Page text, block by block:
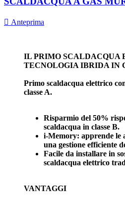
 Anteprima
IL PRIMO SCALDACQUA
TECNOLOGIA IBRIDA IN
Primo scaldacqua elettrico
classe A.
Risparmio del 50%
scaldacqua in classe B.
i-Memory: apprende le
una gestione efficiente
Facile da installare in
scaldacqua elettrico
VANTAGGI